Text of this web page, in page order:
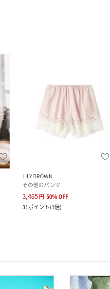
LILY BROWN
その他のパンツ
3,465円 50%OFF
31ポイント(1倍)